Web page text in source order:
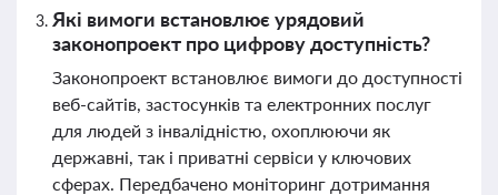
Які вимоги встановлює урядовий
законопроект про цифрову доступність?
Законопроект встановлює вимоги до доступності
веб-сайтів, застосунків та електронних послуг
для людей з інвалідністю, охоплюючи як
державні, так і приватні сервіси у ключових
сферах. Передбачено моніторинг дотримання